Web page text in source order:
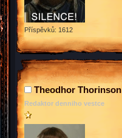
Příspěvků: 1612
Theodhor Thorinson
Redaktor denniho vestce